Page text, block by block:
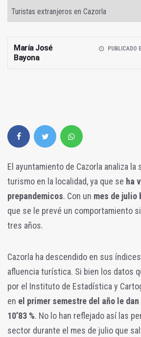
Turistas extranjeros en Cazorla
María José
Bayona
PUBLICADO
El ayuntamiento de Cazorla analiza la
turismo en la localidad, ya que se ha
prepandemicos. Con un mes de julio
que se le prevé un comportamiento
tres años.
Cazorla ha descendido en sus
afluencia turística. Si bien los datos
por el Instituto de Estadística y
en el primer semestre del año le
10’83 %. No lo han reflejado así las
sector durante el mes de julio que